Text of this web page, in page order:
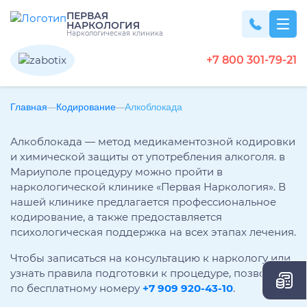
ПЕРВАЯ
НАРКОЛОГИЯ
Наркологическая клиника
+7 800 301-79-21
Вывод из запоя
Вывод из запоя на дому
Вывод из запоя в стационаре
Капельница от запоя
Капельница от алкоголя
Детокс капельница
Вызов нарколога на дом
Детоксикация алкоголиков
Срочный вывод из запоя
Экстренное вытрезвление
Наркомания
Лечение наркомании
Снятие ломки
Кодирование наркозависимости
Нарколог на дом
Консультация нарколога
Алкоголизм
Лечение алкоголизма
Лечение алкоголизма в домашних условиях
Лечение алкоголизма в стационаре
Лечение алкоголизма круглосуточно
Кодирование
Кодирование от алкоголизма
Похмелье
Главная Кодирование Алкоблокада
Алкоблокада — метод медикаментозной кодировки
и химической защиты от употребления алкоголя. в
Мариуполе процедуру можно пройти в
наркологической клинике «Первая Наркология». В
нашей клинике предлагается профессиональное
кодирование, а также предоставляется
психологическая поддержка на всех этапах лечения.
Чтобы записаться на консультацию к наркологу или
узнать правила подготовки к процедуре, позвоните
по бесплатному номеру +7 909 920-43-10.